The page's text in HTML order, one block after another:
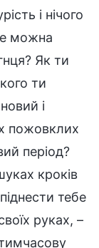
і нічого
можна
Як ти
ти
і
пожовклих
період?
кроків
тебе
руках, –